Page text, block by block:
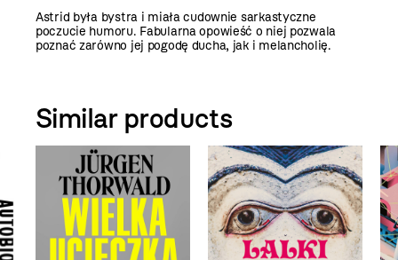
Astrid była bystra i miała cudownie sarkastyczne
poczucie humoru. Fabularna opowieść o niej pozwala
poznać zarówno jej pogodę ducha, jak i melancholię.
Similar products